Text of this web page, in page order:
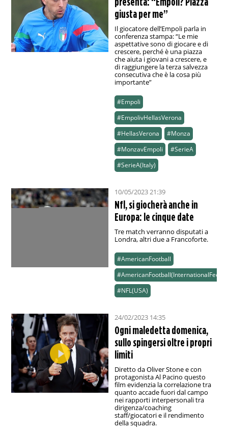
giusta per me”
Il giocatore dell’Empoli parla in
conferenza stampa: “Le mie
aspettative sono di giocare e di
crescere, perché è una piazza
che aiuta i giovani a crescere, e
di raggiungere la terza salvezza
consecutiva che è la cosa più
importante”
#Empoli
#EmpolivHellasVerona
#HellasVerona
#Monza
#MonzavEmpoli
#SerieA
#SerieA(Italy)
10/05/2023 21:39
Nfl, si giocherà anche in
Europa: le cinque date
Tre match verranno disputati a
Londra, altri due a Francoforte.
#AmericanFootball
#AmericanFootball(InternationalFeed)
#NFL(USA)
24/02/2023 14:35
Ogni maledetta domenica,
sullo spingersi oltre i propri
limiti
Diretto da Oliver Stone e con
protagonista Al Pacino questo
film evidenzia la correlazione tra
quanto accade fuori dal campo
nei rapporti interpersonali tra
dirigenza/coaching
staff/giocatori e il rendimento
della squadra.